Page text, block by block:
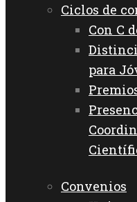
Ciclos de
Con C
para
Convenios